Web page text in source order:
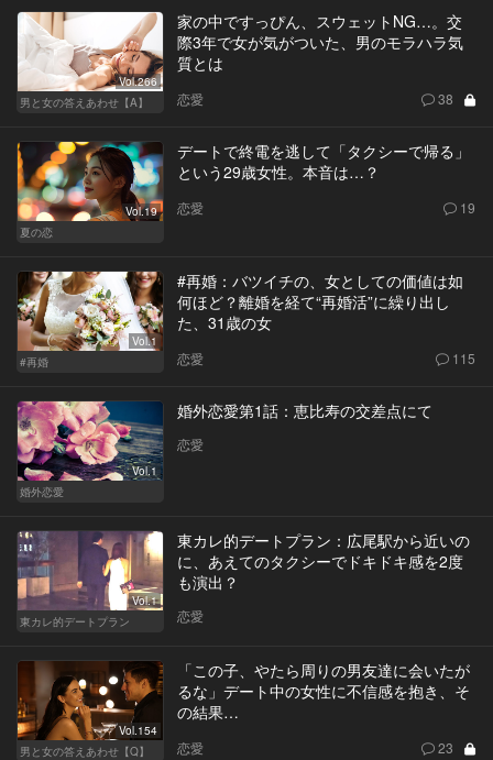
Vol.266
男と女の答えあわせ【A】
家の中ですっぴん、スウェットNG…。交
際3年で女が気がついた、男のモラハラ気
質とは
恋愛 38
Vol.19
夏の恋
デートで終電を逃して「タクシーで帰る」
という29歳女性。本音は…？
恋愛 19
Vol.1
#再婚
#再婚：バツイチの、女としての価値は如
何ほど？離婚を経て“再婚活”に繰り出し
た、31歳の女
恋愛 115
Vol.1
婚外恋愛
婚外恋愛第1話：恵比寿の交差点にて
恋愛
Vol.1
東カレ的デートプラン
東カレ的デートプラン：広尾駅から近いの
に、あえてのタクシーでドキドキ感を2度
も演出？
恋愛
Vol.154
男と女の答えあわせ【Q】
「この子、やたら周りの男友達に会いたが
るな」デート中の女性に不信感を抱き、そ
の結果…
恋愛 23